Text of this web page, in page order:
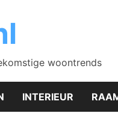
woontrends
INTERIEUR